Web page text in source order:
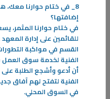
8_ في ختام حوارنا معك،
إضافتها؟
في ختام حوارنا المثمر،
للقائمين على إدارة
القسم في مواكبة
الفنية لخدمة سوق العمل
أن أدعو وأشجع الطلبة على
الفنية لتفتح لهم آفاق
في السوق المحلي.